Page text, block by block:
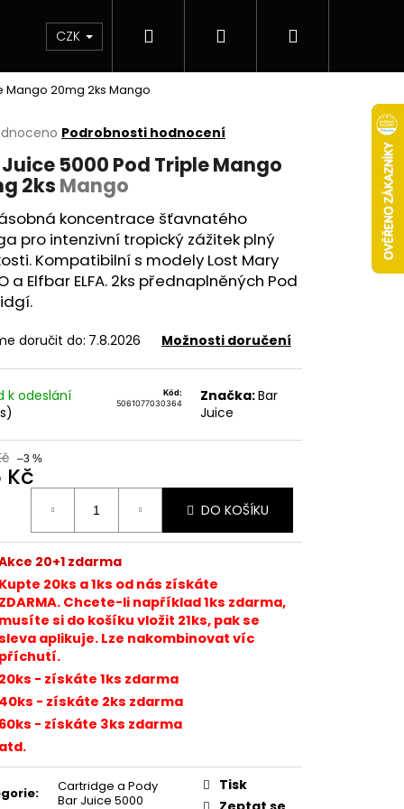
novinky Elektronické cigarety
CZK Přihlášení
Mango 20mg 2ks Mango
Podrobnosti hodnocení
Juice 5000 Pod Triple Mango
2ks Mango
koncentrace šťavnatého
pro intenzivní tropický zážitek plný
Kompatibilní s modely Lost Mary
a Elfbar ELFA. 2ks přednaplněných Pod
doručit do: 7.8.2026 Možnosti doručení
k odeslání
Kód:
5061077030364
Značka:Bar
Juice
–3 %
Kč
DO KOŠÍKU
20+1 zdarma
Kupte 20ks a 1ks od nás získáte
ZDARMA. Chcete-li například 1ks zdarma,
musíte si do košíku vložit 21ks, pak se
aplikuje. Lze nakombinovat víc
příchutí.
20ks - získáte 1ks zdarma
40ks - získáte 2ks zdarma
60ks - získáte 3ks zdarma
atd.
:
Cartridge a Pody
Bar Juice 5000
Tisk
IMPERIA 5X10ML